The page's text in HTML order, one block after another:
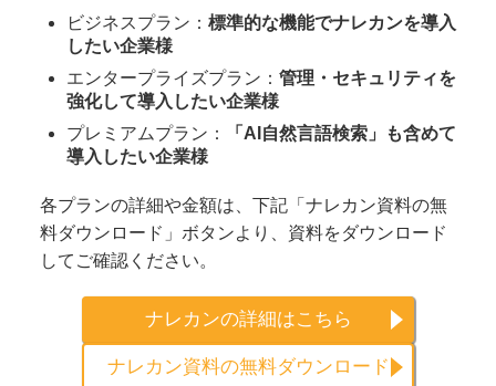
ビジネスプラン： 標準的な機能でナレカンを導入
したい企業様
エンタープライズプラン： 管理・セキュリティを
強化して導入したい企業様
プレミアムプラン：
「AI自然言語検索」も含めて
導入したい企業様
各プランの詳細や金額は、下記「ナレカン資料の無
料ダウンロード」ボタンより、資料をダウンロード
してご確認ください。
ナレカンの詳細はこちら
ナレカン資料の無料ダウンロード